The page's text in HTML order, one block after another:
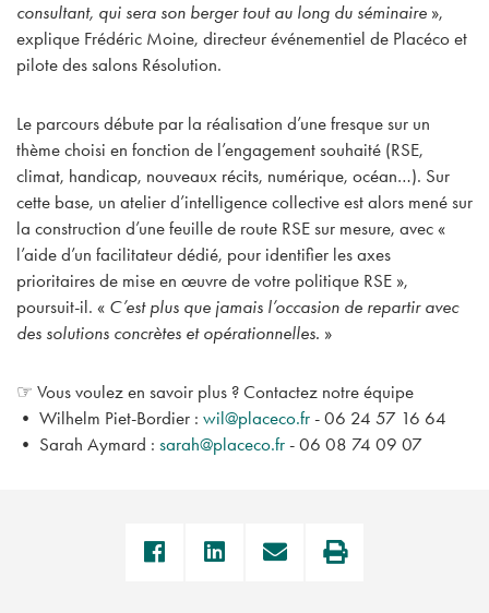
consultant, qui sera son berger tout au long du séminaire »,
explique Frédéric Moine, directeur événementiel de Placéco et
pilote des salons Résolution.
Le parcours débute par la réalisation d’une fresque sur un
thème choisi en fonction de l’engagement souhaité (RSE,
climat, handicap, nouveaux récits, numérique, océan…). Sur
cette base, un atelier d’intelligence collective est alors mené sur
la construction d’une feuille de route RSE sur mesure, avec «
l’aide d’un facilitateur dédié, pour identifier les axes
prioritaires de mise en œuvre de votre politique RSE »,
poursuit-il. « C’est plus que jamais l’occasion de repartir avec
des solutions concrètes et opérationnelles. »
☞ Vous voulez en savoir plus ? Contactez notre équipe
• Wilhelm Piet-Bordier : wil@placeco.fr - 06 24 57 16 64
• Sarah Aymard : sarah@placeco.fr - 06 08 74 09 07